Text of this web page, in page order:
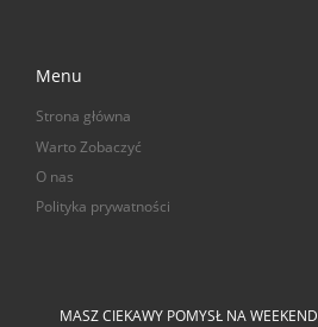
Menu
Strona główna
Warto Zobaczyć
O nas
Polityka prywatności
MASZ CIEKAWY POMYSŁ NA